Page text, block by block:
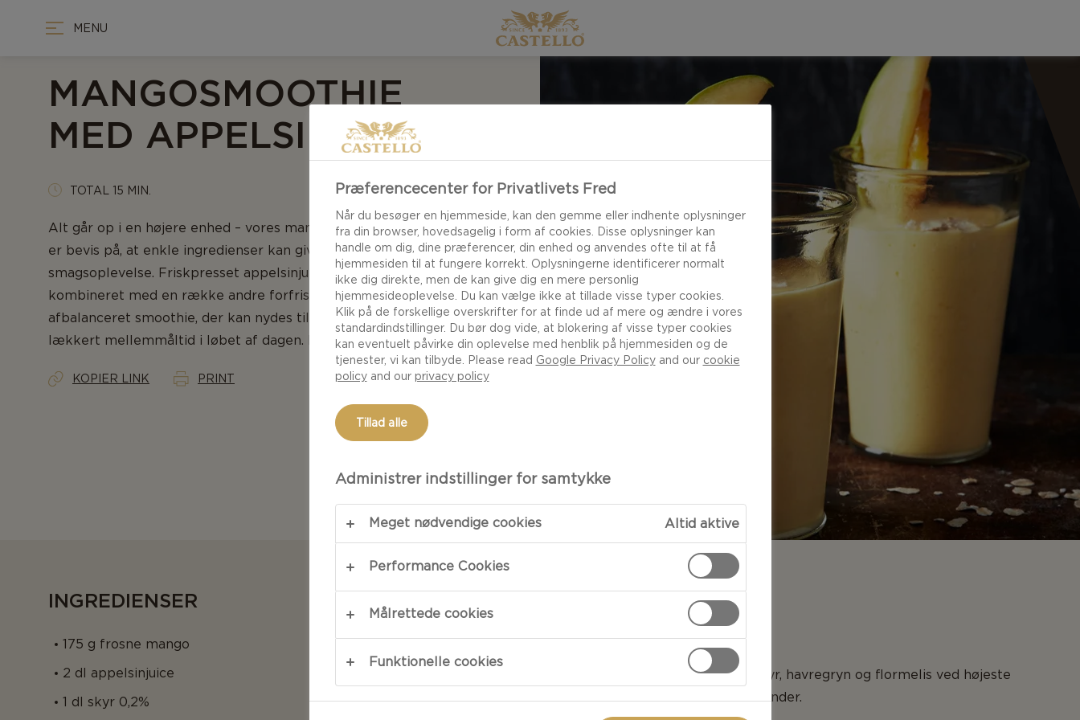
MENU
MANGOSMOOTHIE
MED APPELSIN
TOTAL 15 MIN.
Alt går op i en højere enhed – vores mangosmoothie med appelsin
er bevis på, at enkle ingredienser kan give en kompleks
smagsoplevelse. Friskpresset appelsinjuice og blendet mango
kombineret med en række andre forfriskende smage giver dig en
afbalanceret smoothie, der kan nydes til morgenmad eller som et
lækkert mellemmåltid i løbet af dagen. Prøv det selv!
KOPIER LINK PRINT
INGREDIENSER
175 g frosne mango
2 dl appelsinjuice
1 dl skyr 0,2%
TILBEREDNING
Blend mango, juice, skyr, havregryn og flormelis ved højeste
hastighed i ca. 45 sekunder.
Præferencecenter for Privatlivets Fred
Når du besøger en hjemmeside, kan den gemme eller indhente oplysninger
fra din browser, hovedsagelig i form af cookies. Disse oplysninger kan
handle om dig, dine præferencer, din enhed og anvendes ofte til at få
hjemmesiden til at fungere korrekt. Oplysningerne identificerer normalt
ikke dig direkte, men de kan give dig en mere personlig
hjemmesideoplevelse. Du kan vælge ikke at tillade visse typer cookies.
Klik på de forskellige overskrifter for at finde ud af mere og ændre i vores
standardindstillinger. Du bør dog vide, at blokering af visse typer cookies
kan eventuelt påvirke din oplevelse med henblik på hjemmesiden og de
tjenester, vi kan tilbyde. Please read Google Privacy Policyand our cookie
policyand our privacy policy
Tillad alle
Administrer indstillinger for samtykke
Meget nødvendige cookies Altid aktive
Performance Cookies
Målrettede cookies
Funktionelle cookies